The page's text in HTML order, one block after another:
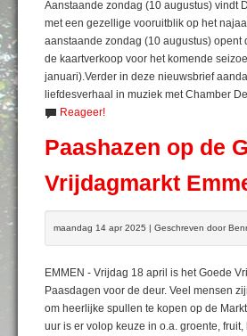
Aanstaande zondag (10 augustus) vindt
met een gezellige vooruitblik op het
aanstaande zondag (10 augustus) opent
de kaartverkoop voor het komende
januari).Verder in deze nieuwsbrief
liefdesverhaal in muziek met Chamber
Reageer!
Paashazen op de
Vrijdagmarkt
maandag 14 apr 2025 | Geschreven door
EMMEN - Vrijdag 18 april is het Goede
Paasdagen voor de deur. Veel mensen
om heerlijke spullen te kopen op de
uur is er volop keuze in o.a. groente,